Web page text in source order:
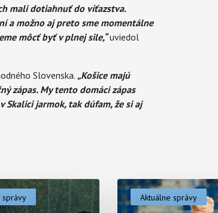
mali dotiahnuť do víťazstva.
a možno aj preto sme momentálne
môcť byť v plnej sile,“uviedol
Slovenska. „Košice majú
zápas. My tento domáci zápas
Skalici jarmok, tak dúfam, že si aj
správy Aktuálne správy